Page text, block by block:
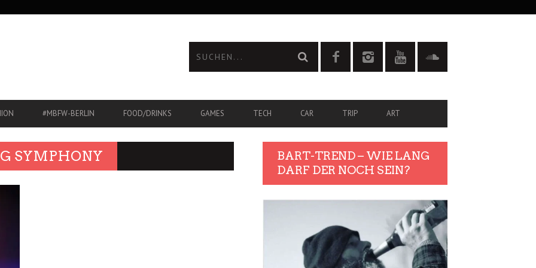
#MBFW-BERLIN FOOD/DRINKS GAMES TECH CAR TRIP ART
SYMPHONY
BART-TREND – WIE LANG
DARF DER NOCH SEIN?